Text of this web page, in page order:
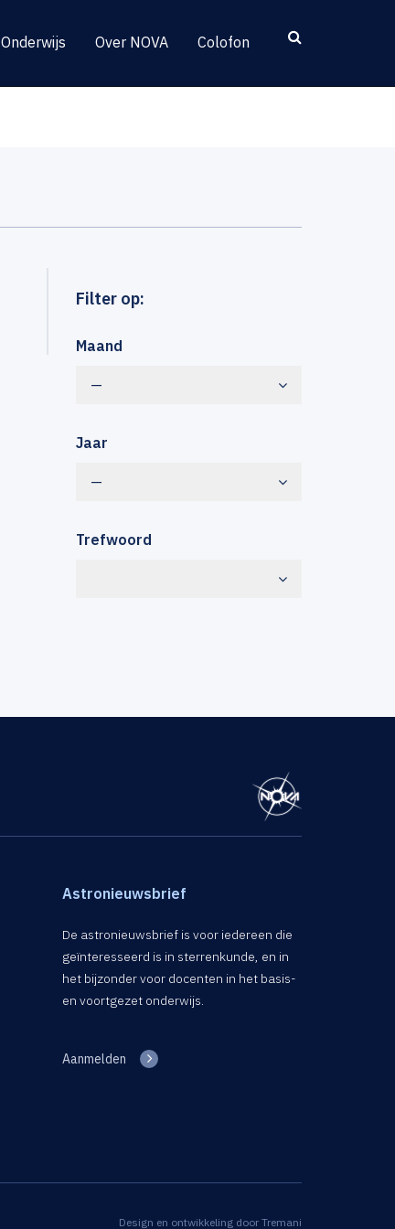
Onderwijs Over NOVA Colofon
Filter op:
Maand
—
Jaar
—
Trefwoord
Astronieuwsbrief
De astronieuwsbrief is voor iedereen die
geïnteresseerd is in sterrenkunde, en in
het bijzonder voor docenten in het basis-
en voortgezet onderwijs.
Aanmelden
Design en ontwikkeling door Tremani